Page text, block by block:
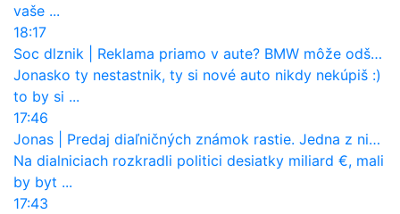
vaše ...
18:17
Soc dlznik
Reklama priamo v aute? BMW môže odštartovať nový trend
Jonasko ty nestastnik, ty si nové auto nikdy nekúpiš :)
to by si ...
17:46
Jonas
Predaj diaľničných známok rastie. Jedna z nich zaznamenala nečakane výrazný nárast
Na dialniciach rozkradli politici desiatky miliard €, mali
by byt ...
17:43